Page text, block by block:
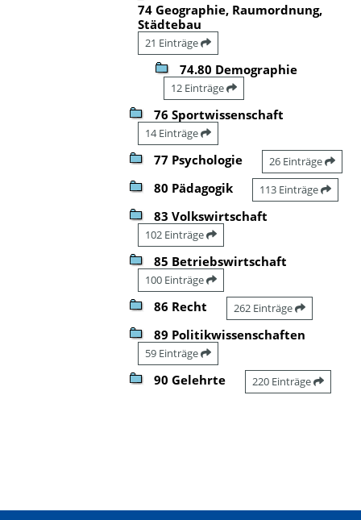
74 Geographie, Raumordnung,
Städtebau
21 Einträge
74.80 Demographie
12 Einträge
76 Sportwissenschaft
14 Einträge
77 Psychologie 26 Einträge
80 Pädagogik 113 Einträge
83 Volkswirtschaft
102 Einträge
85 Betriebswirtschaft
100 Einträge
86 Recht 262 Einträge
89 Politikwissenschaften
59 Einträge
90 Gelehrte 220 Einträge